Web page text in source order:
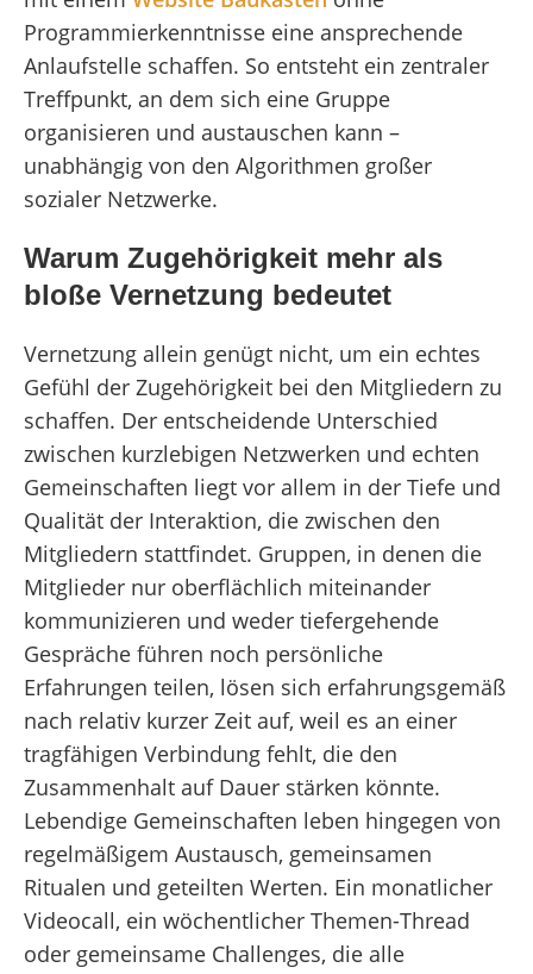
Programmierkenntnisse eine ansprechende
Anlaufstelle schaffen. So entsteht ein zentraler
Treffpunkt, an dem sich eine Gruppe
organisieren und austauschen kann –
unabhängig von den Algorithmen großer
sozialer Netzwerke.
Warum Zugehörigkeit mehr als
bloße Vernetzung bedeutet
Vernetzung allein genügt nicht, um ein echtes
Gefühl der Zugehörigkeit bei den Mitgliedern zu
schaffen. Der entscheidende Unterschied
zwischen kurzlebigen Netzwerken und echten
Gemeinschaften liegt vor allem in der Tiefe und
Qualität der Interaktion, die zwischen den
Mitgliedern stattfindet. Gruppen, in denen die
Mitglieder nur oberflächlich miteinander
kommunizieren und weder tiefergehende
Gespräche führen noch persönliche
Erfahrungen teilen, lösen sich erfahrungsgemäß
nach relativ kurzer Zeit auf, weil es an einer
tragfähigen Verbindung fehlt, die den
Zusammenhalt auf Dauer stärken könnte.
Lebendige Gemeinschaften leben hingegen von
regelmäßigem Austausch, gemeinsamen
Ritualen und geteilten Werten. Ein monatlicher
Videocall, ein wöchentlicher Themen-Thread
oder gemeinsame Challenges, die alle